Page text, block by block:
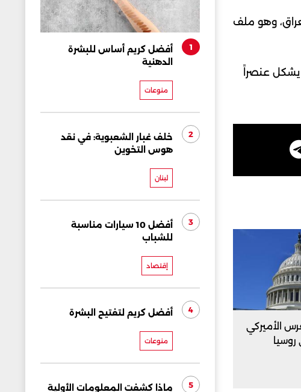
وهو ملف
يشكل عنصراً
الأميركي
1
أفضل كريم أساس للبشرة
الدهنية
منوعات
2
خلف غبار الشعبوية: في نقد
هوس التخوين
لبنان
3
أفضل 10 سيارات مناسبة
للشباب
إقتصاد
4 أفضل كريم لتفتيح البشرة
منوعات
5
ماذا كشفت المعلومات الأولية